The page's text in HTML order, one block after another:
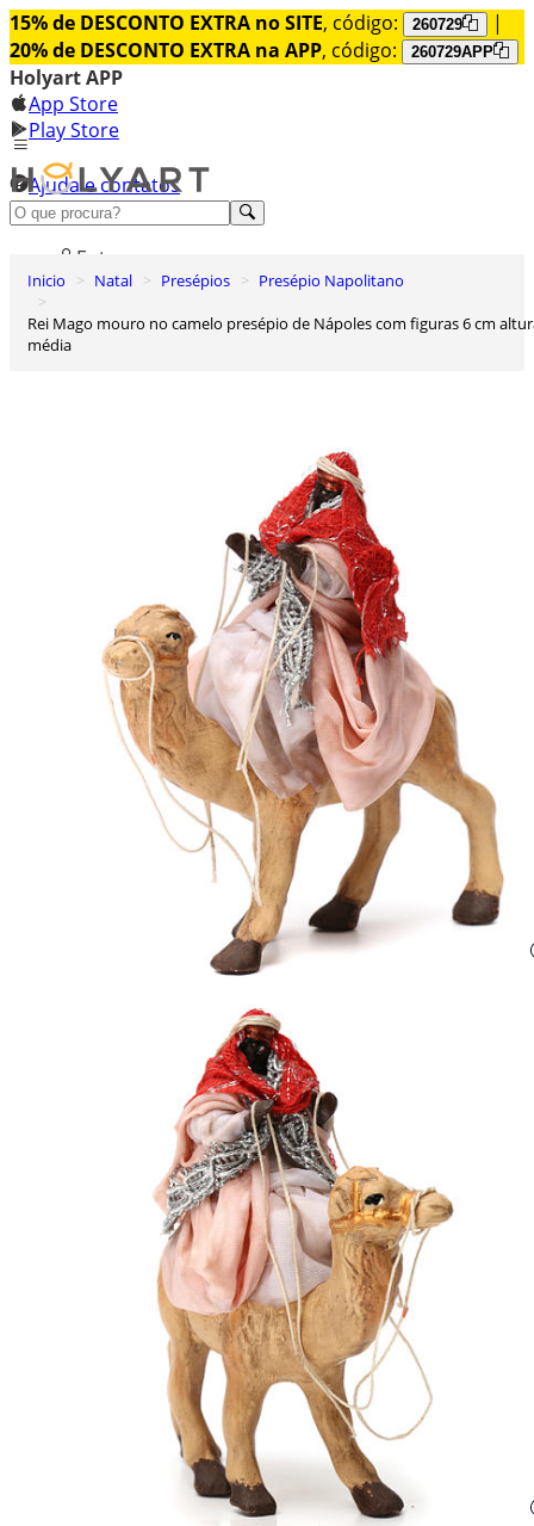
15% de DESCONTO EXTRA no SITE, código: 260729
|
20% de DESCONTO EXTRA na APP, código: 260729APP
Holyart APP
App Store
Play Store
Ajuda e contatos
Conheça premium
Entrar
Lista de Desejos
0
Carrinho de Compras
Inicio Natal Presépios
Presépio Napolitano
Rei Mago mouro no camelo presépio de Nápoles com figuras 6 cm altura
média